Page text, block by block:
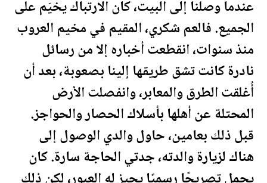
عندما وصلنا إلى البيت، كان الارتباك يخيّم على
الجميع. فالعم شكري، المقيم في مخيم العروب
منذ سنوات، انقطعت أخباره إلا من رسائل
نادرةكانت تشق طريقها إلينا بصعوبة، بعد أن
أُغلقت الطرق والمعابر، وانفصلت الأرض
المحتلة عن أهلها بأسلاك الحصار والحواجز.
قبل ذلك بعامين، حاول والدي الوصول إلى
هناك لزيارة والدته، جدتي الحاجة سارة. كان